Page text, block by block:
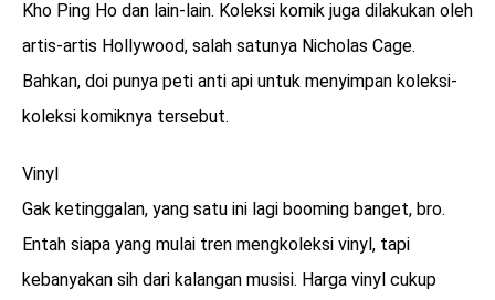
Kho Ping Ho dan lain-lain. Koleksi komik juga dilakukan oleh
artis-artis Hollywood, salah satunya Nicholas Cage.
Bahkan, doi punya peti anti api untuk menyimpan koleksi-
koleksi komiknya tersebut.
Vinyl
Gak ketinggalan, yang satu ini lagi booming banget, bro.
Entah siapa yang mulai tren mengkoleksi vinyl, tapi
kebanyakan sih dari kalangan musisi. Harga vinyl cukup